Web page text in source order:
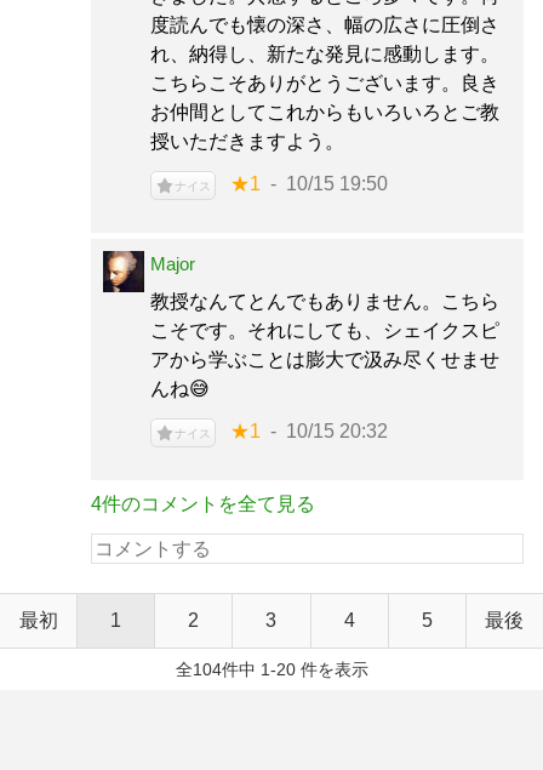
度読んでも懐の深さ、幅の広さに圧倒さ
れ、納得し、新たな発見に感動します。
こちらこそありがとうございます。良き
お仲間としてこれからもいろいろとご教
授いただきますよう。
ナイス ★1 10/15 19:50
Major
教授なんてとんでもありません。こちら
こそです。それにしても、シェイクスピ
アから学ぶことは膨大で汲み尽くせませ
んね😅
ナイス ★1 10/15 20:32
4件のコメントを全て見る
最初 1 2 3 4 5 最後
全104件中 1-20 件を表示